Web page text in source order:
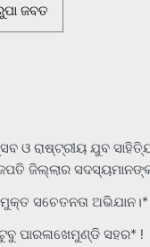
ଜବତ
ଓ ରାଷ୍ଟ୍ରୀୟ ଯୁବ
ଜିଲ୍ଲାର
ସଚେତନତା ଅଭିଯାନ।*
ପାରଳାଖେମୁଣ୍ଡି ସହର* !